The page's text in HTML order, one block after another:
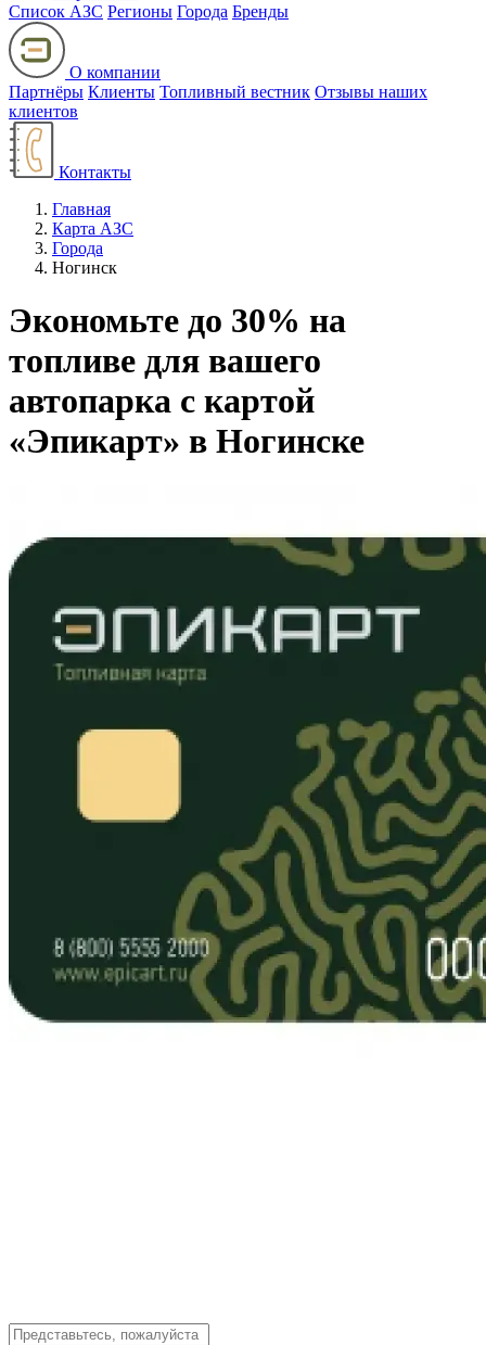
Список АЗС Регионы Города Бренды
О компании
Партнёры Клиенты Топливный вестник Отзывы наших
клиентов
Контакты
Главная
Карта АЗС
Города
Ногинск
Экономьте до 30% на
топливе для вашего
автопарка с картой
«Эпикарт» в Ногинске